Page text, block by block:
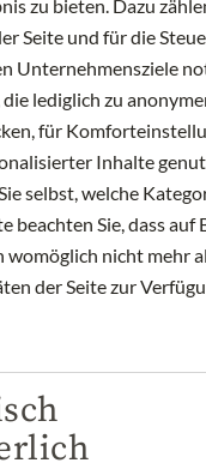
together under one
yourself in the
of Stubb's, where
have gone hand
since.
name: Smokey
Sauce - 450ml
Keep cool, dry and
USA / Texas
McCormick &
24 Schilling Road,
MD 21031, USA
zu bieten. Dazu
Seite und für die
Unternehmensziele
lediglich zu
für
Inhalte
selbst, welche
beachten Sie, dass auf
womöglich nicht mehr
der Seite zur